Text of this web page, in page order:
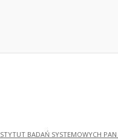
BADAŃ SYSTEMOWYCH PAN